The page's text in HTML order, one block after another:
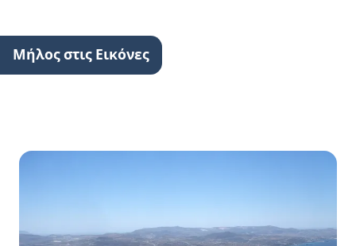
Μήλος στις Εικόνες